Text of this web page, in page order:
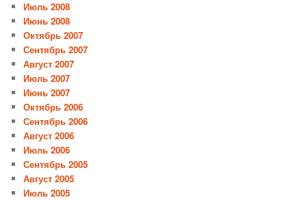
Июль 2008
Июнь 2008
Октябрь 2007
Сентябрь 2007
Август 2007
Июль 2007
Июнь 2007
Октябрь 2006
Сентябрь 2006
Август 2006
Июль 2006
Сентябрь 2005
Август 2005
Июль 2005